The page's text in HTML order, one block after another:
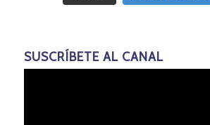
SUSCRÍBETE AL CANAL